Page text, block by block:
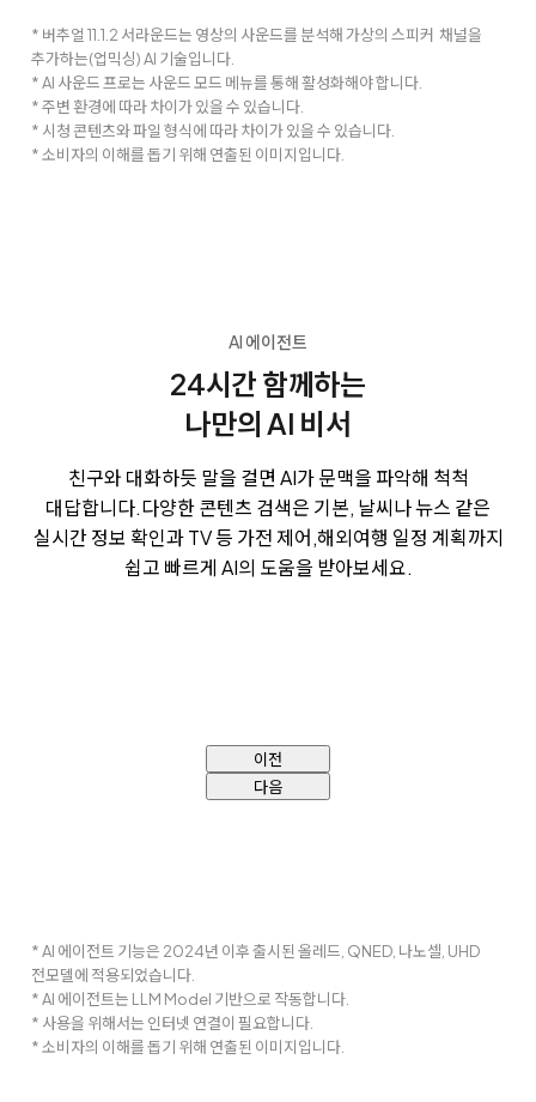
* 버추얼 11.1.2 서라운드는 영상의 사운드를 분석해 가상의 스피커 채널을
추가하는(업믹싱) AI 기술입니다.
* AI 사운드 프로는 사운드 모드 메뉴를 통해 활성화해야 합니다.
* 주변 환경에 따라 차이가 있을 수 있습니다.
* 시청 콘텐츠와 파일 형식에 따라 차이가 있을 수 있습니다.
* 소비자의 이해를 돕기 위해 연출된 이미지입니다.
AI 에이전트
24시간 함께하는
나만의 AI 비서
친구와 대화하듯 말을 걸면 AI가 문맥을 파악해 척척
대답합니다.다양한 콘텐츠 검색은 기본, 날씨나 뉴스 같은
실시간 정보 확인과 TV 등 가전 제어,해외여행 일정 계획까지
쉽고 빠르게 AI의 도움을 받아보세요.
이전
다음
* AI 에이전트 기능은 2024년 이후 출시된 올레드, QNED, 나노셀, UHD
전모델에 적용되었습니다.
* AI 에이전트는 LLM Model 기반으로 작동합니다.
* 사용을 위해서는 인터넷 연결이 필요합니다.
* 소비자의 이해를 돕기 위해 연출된 이미지입니다.